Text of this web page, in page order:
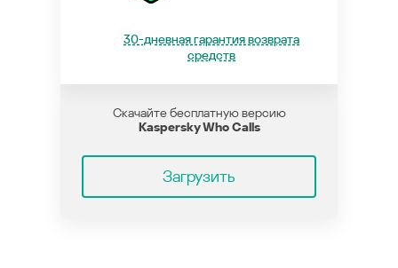
30-дневная гарантия возврата
средств
Скачайте бесплатную версию
Kaspersky Who Calls
Загрузить